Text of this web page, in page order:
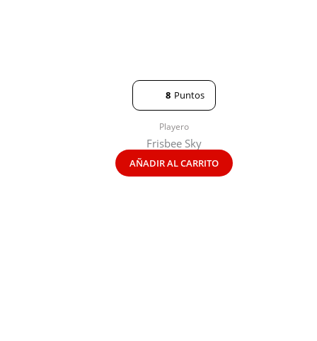
8 Puntos
Playero
Frisbee Sky
AÑADIR AL CARRITO